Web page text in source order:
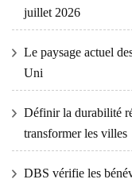
juillet 2026
Le paysage actuel
Uni
Définir la durabilité
transformer les villes
DBS vérifie les